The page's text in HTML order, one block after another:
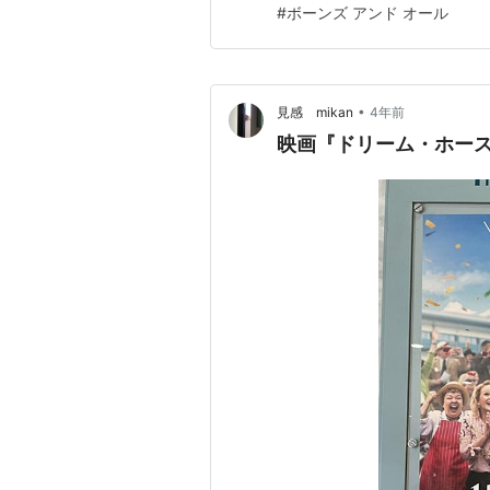
#ボーンズ アンド オール
見感 mikan • 4年前
映画『ドリーム・ホー